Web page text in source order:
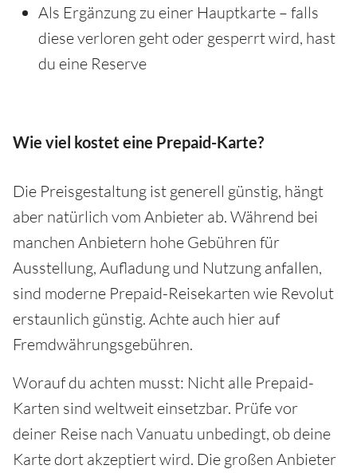
Als Ergänzung zu einer Hauptkarte – falls
diese verloren geht oder gesperrt wird, hast
du eine Reserve
Wie viel kostet eine Prepaid-Karte?
Die Preisgestaltung ist generell günstig, hängt
aber natürlich vom Anbieter ab. Während bei
manchen Anbietern hohe Gebühren für
Ausstellung, Aufladung und Nutzung anfallen,
sind moderne Prepaid-Reisekarten wie Revolut
erstaunlich günstig. Achte auch hier auf
Fremdwährungsgebühren.
Worauf du achten musst: Nicht alle Prepaid-
Karten sind weltweit einsetzbar. Prüfe vor
deiner Reise nach Vanuatu unbedingt, ob deine
Karte dort akzeptiert wird. Die großen Anbieter